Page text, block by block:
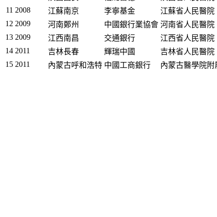
11 2008 江蘇南京 李寧基金
江蘇省人民醫院
12 2009 河南鄭州 中國銀行業協會 河南省人民醫院
13 2009 江西南昌 交通銀行
江西省人民醫院
14 2011 吉林長春 輝瑞中國
吉林省人民醫院
15 2011 內蒙古呼和浩特 中國工商銀行 內蒙古醫學院附